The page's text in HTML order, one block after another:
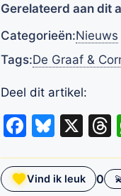
Gerelateerd aan dit
Categorieën:Nieuws
Tags:De Graaf &
Deel dit artikel:
X
Vind ik leuk 0